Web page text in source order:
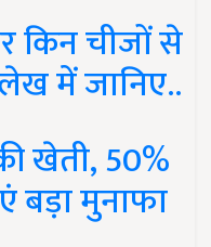
किन चीजों से
में जानिए..
खेती, 50%
बड़ा मुनाफा